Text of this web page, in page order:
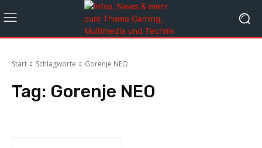
Start Schlagworte Gorenje NEO
Tag: Gorenje NEO